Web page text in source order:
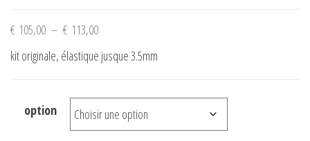
€ 105,00 – € 113,00Plage
de
prix :
à
€ 113,00
kit originale, élastique jusque 3.5mm
option